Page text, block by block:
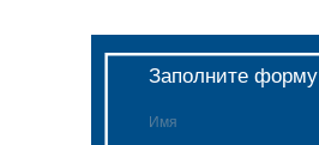
Заполните форму